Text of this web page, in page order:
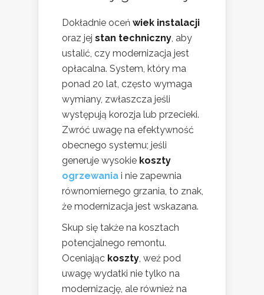
Dokładnie oceń wiek instalacji
oraz jej stan techniczny, aby
ustalić, czy modernizacja jest
opłacalna. System, który ma
ponad 20 lat, często wymaga
wymiany, zwłaszcza jeśli
występują korozja lub przecieki.
Zwróć uwagę na efektywność
obecnego systemu; jeśli
generuje wysokie koszty
ogrzewania i nie zapewnia
równomiernego grzania, to znak,
że modernizacja jest wskazana.
Skup się także na kosztach
potencjalnego remontu.
Oceniając koszty, weź pod
uwagę wydatki nie tylko na
modernizację, ale również na